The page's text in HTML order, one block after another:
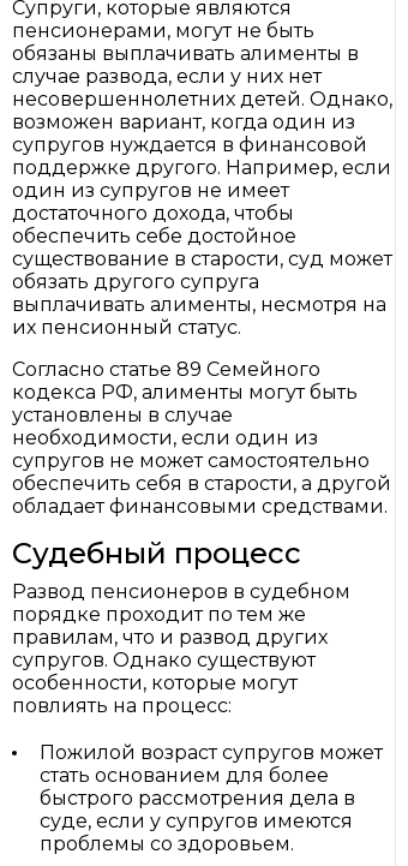
Супруги, которые являются
пенсионерами, могут не быть
обязаны выплачивать алименты в
случае развода, если у них нет
несовершеннолетних детей. Однако,
возможен вариант, когда один из
супругов нуждается в финансовой
поддержке другого. Например, если
один из супругов не имеет
достаточного дохода, чтобы
обеспечить себе достойное
существование в старости, суд может
обязать другого супруга
выплачивать алименты, несмотря на
их пенсионный статус.
Согласно статье 89 Семейного
кодекса РФ, алименты могут быть
установлены в случае
необходимости, если один из
супругов не может самостоятельно
обеспечить себя в старости, а другой
обладает финансовыми средствами.
Судебный процесс
Развод пенсионеров в судебном
порядке проходит по тем же
правилам, что и развод других
супругов. Однако существуют
особенности, которые могут
повлиять на процесс:
Пожилой возраст супругов может
стать основанием для более
быстрого рассмотрения дела в
суде, если у супругов имеются
проблемы со здоровьем.